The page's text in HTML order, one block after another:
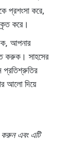
প্রশংসা করে,
করে।
আপনার
করুক। সাহসের
প্রতিশ্রুতির
আলো দিয়ে
করুন এবং এটি